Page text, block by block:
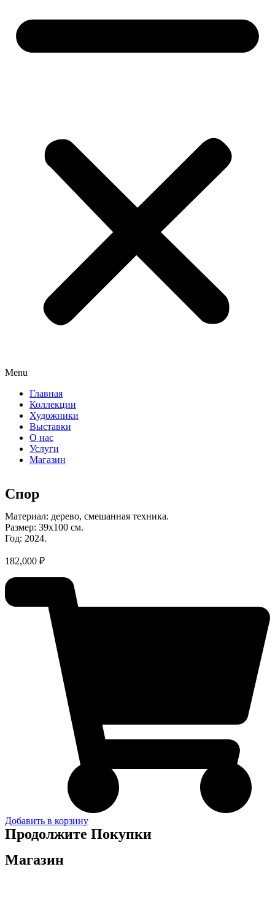
Menu
Главная
Коллекции
Художники
Выставки
О нас
Услуги
Магазин
Спор
Материал: дерево, смешанная техника.
Размер: 39х100 см.
Год: 2024.
182,000 ₽
Добавить в корзину
Продолжите Покупки
Магазин